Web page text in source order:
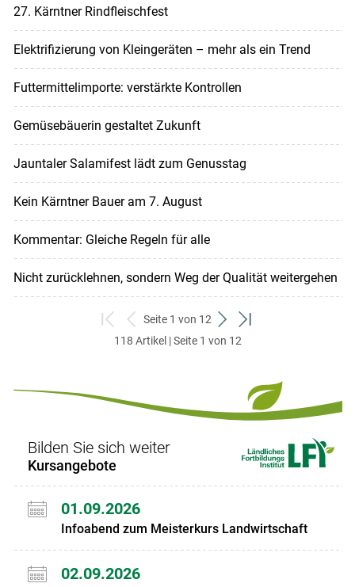
27. Kärntner Rindfleischfest
Elektrifizierung von Kleingeräten – mehr als ein Trend
Futtermittelimporte: verstärkte Kontrollen
Gemüsebäuerin gestaltet Zukunft
Jauntaler Salamifest lädt zum Genusstag
Kein Kärntner Bauer am 7. August
Kommentar: Gleiche Regeln für alle
Nicht zurücklehnen, sondern Weg der Qualität weitergehen
zum
ersten
zurück
zum
Seite 1 von 12
weiter
zum
zum
118 Artikel | Seite 1 von 12
Bilden Sie sich weiter
Kursangebote
01.09.2026
Infoabend zum Meisterkurs Landwirtschaft
02.09.2026